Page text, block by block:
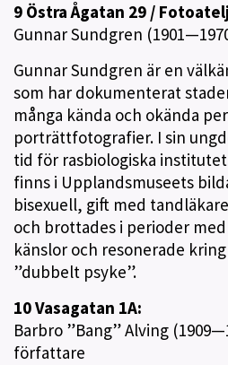
9 Östra Ågatan 29 /
Gunnar Sundgren
Gunnar Sundgren är en
som har dokumenterat
många kända och okända
porträttfotografier. I sin
tid för rasbiologiska
finns i Upplandsmuseets
bisexuell, gift med
och brottades i perioder
känslor och resonerade
”dubbelt psyke”.
10 Vasagatan 1A:
Barbro ”Bang” Alving
författare